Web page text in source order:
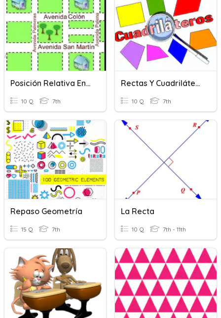
Posición Relativa Entre Rectas
10 Q 7th
Rectas Y Cuadriláteros
10 Q 7th
Repaso Geometría
15 Q 7th
La Recta
10 Q 7th - 11th